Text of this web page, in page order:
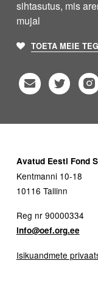
sihtasutus, mis
mujal
TOETA MEIE
Avatud Eesti Fond
Kentmanni 10-18
10116 Tallinn
Reg nr 90000334
info@oef.org.ee
Isikuandmete